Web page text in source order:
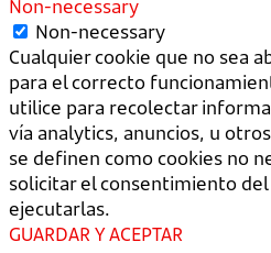
Non-necessary
Non-necessary
Cualquier cookie que no sea
para el correcto
utilice para recolectar
vía analytics, anuncios, u
se definen como cookies no
solicitar el consentimiento
ejecutarlas.
GUARDAR Y ACEPTAR